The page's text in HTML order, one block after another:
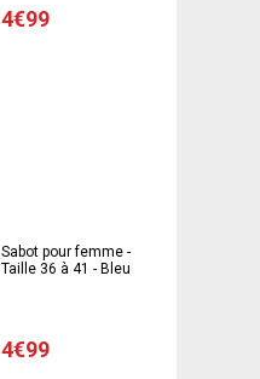
4€99
Sabot pour femme -
Taille 36 à 41 - Bleu
4€99